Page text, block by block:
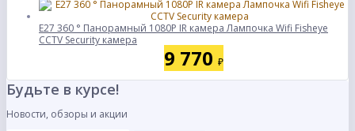
E27 360 ° Панорамный 1080P IR камера Лампочка Wifi Fisheye
CCTV Security камера
9 770 ₽
Будьте в курсе!
Новости, обзоры и акции